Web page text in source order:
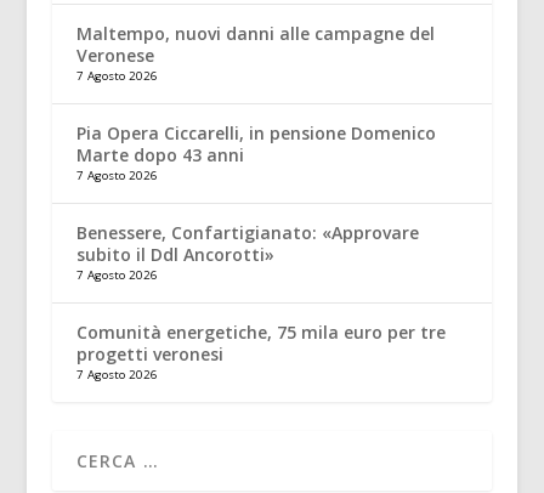
Maltempo, nuovi danni alle campagne del
Veronese
7 Agosto 2026
Pia Opera Ciccarelli, in pensione Domenico
Marte dopo 43 anni
7 Agosto 2026
Benessere, Confartigianato: «Approvare
subito il Ddl Ancorotti»
7 Agosto 2026
Comunità energetiche, 75 mila euro per tre
progetti veronesi
7 Agosto 2026